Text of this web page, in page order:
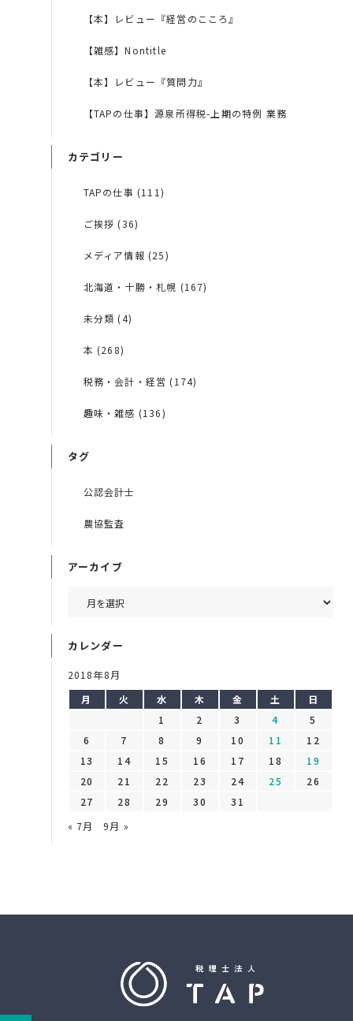
【本】レビュー『経営のこころ』
【雑感】Nontitle
【本】レビュー『質問力』
【TAPの仕事】源泉所得税-上期の特例 業務
カテゴリー
TAPの仕事 (111)
ご挨拶 (36)
メディア情報 (25)
北海道・十勝・札幌 (167)
未分類 (4)
本 (268)
税務・会計・経営 (174)
趣味・雑感 (136)
タグ
公認会計士
農協監査
アーカイブ
カレンダー
2018年8月
月
火 水 木 金 土
日
1
2 3 4
5
6
7 8 9 10 11
12
13
14 15 16 17 18
19
20
21 22 23 24 25
26
27
28 29 30
31
« 7月
9月 »